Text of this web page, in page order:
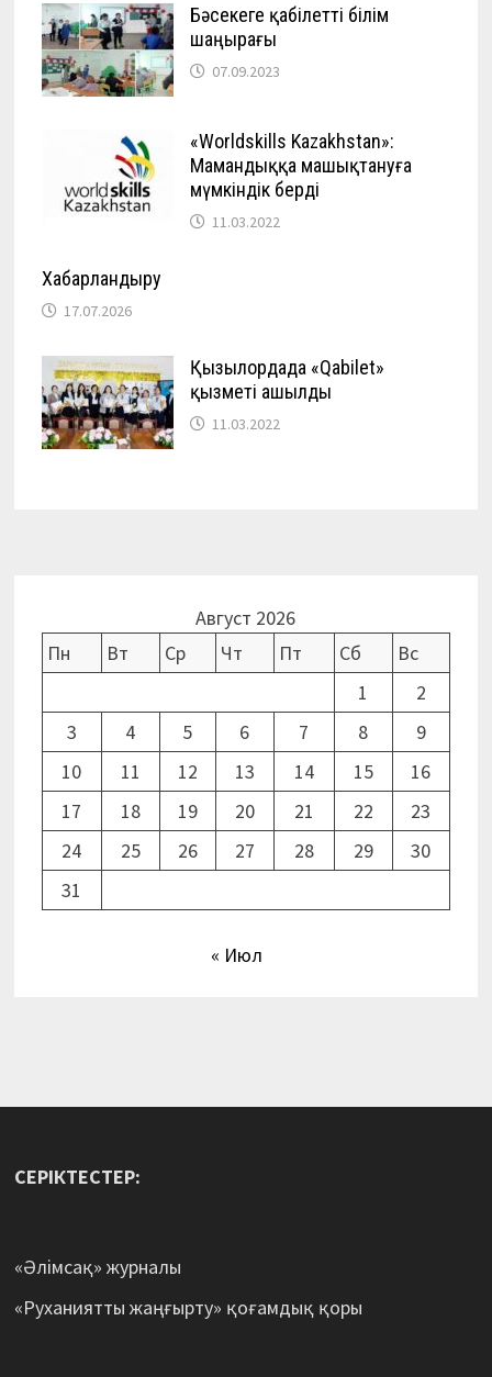
Бәсекеге қабілетті білім
шаңырағы
07.09.2023
«Worldskills Kazakhstan»:
Мамандыққа машықтануға
мүмкіндік берді
11.03.2022
Хабарландыру
17.07.2026
Қызылордада «Qabilet»
қызметі ашылды
11.03.2022
Август 2026
Пн
Вт Ср Чт Пт Сб
Вс
1
2
3
4 5 6 7 8
9
10
11 12 13 14 15
16
17
18 19 20 21 22
23
24
25 26 27 28 29
30
31
« Июл
СЕРІКТЕСТЕР:
«Әлімсақ» журналы
«Руханиятты жаңғырту» қоғамдық қоры